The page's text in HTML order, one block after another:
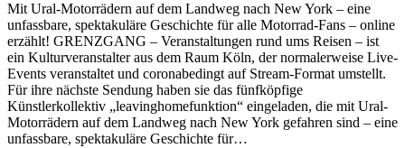
Mit Ural-Motorrädern auf dem Landweg nach New York – eine
unfassbare, spektakuläre Geschichte für alle Motorrad-Fans – online
erzählt! GRENZGANG – Veranstaltungen rund ums Reisen – ist
ein Kulturveranstalter aus dem Raum Köln, der normalerweise Live-
Events veranstaltet und coronabedingt auf Stream-Format umstellt.
Für ihre nächste Sendung haben sie das fünfköpfige
Künstlerkollektiv „leavinghomefunktion“ eingeladen, die mit Ural-
Motorrädern auf dem Landweg nach New York gefahren sind – eine
unfassbare, spektakuläre Geschichte für…